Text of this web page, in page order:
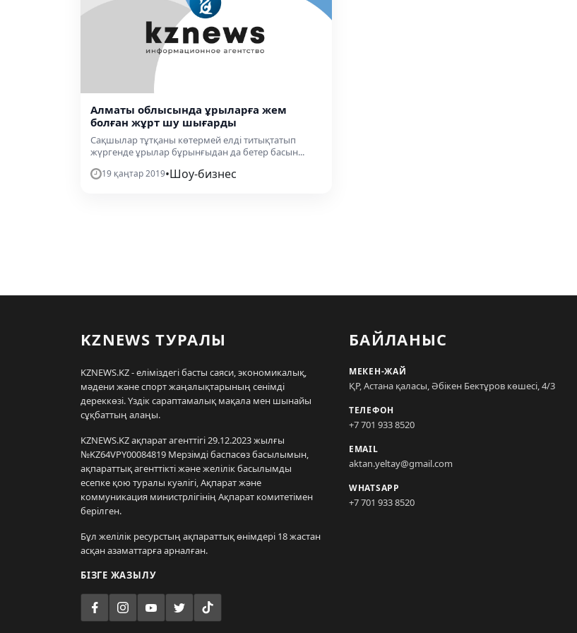
Алматы облысында ұрыларға жем
болған жұрт шу шығарды
Сақшылар тұтқаны көтермей елді титықтатып
жүргенде ұрылар бұрынғыдан да бетер басын...
19 қаңтар 2019•Шоу-бизнес
KZNEWS ТУРАЛЫ
KZNEWS.KZ - еліміздегі басты саяси, экономикалық,
мәдени және спорт жаңалықтарының сенімді
дереккөзі. Үздік сараптамалық мақала мен шынайы
сұқбаттың алаңы.
KZNEWS.KZ ақпарат агенттігі 29.12.2023 жылғы
№KZ64VPY00084819 Мерзімді баспасөз басылымын,
ақпараттық агенттікті және желілік басылымды
есепке қою туралы куәлігі, Ақпарат және
коммуникация министрлігінің Ақпарат комитетімен
берілген.
Бұл желілік ресурстың ақпараттық өнімдері 18 жастан
асқан азаматтарға арналған.
БІЗГЕ ЖАЗЫЛУ
БАЙЛАНЫС
МЕКЕН-ЖАЙ
ҚР, Астана қаласы, Әбікен Бектұров көшесі, 4/3
ТЕЛЕФОН
+7 701 933 8520
EMAIL
aktan.yeltay@gmail.com
WHATSAPP
+7 701 933 8520